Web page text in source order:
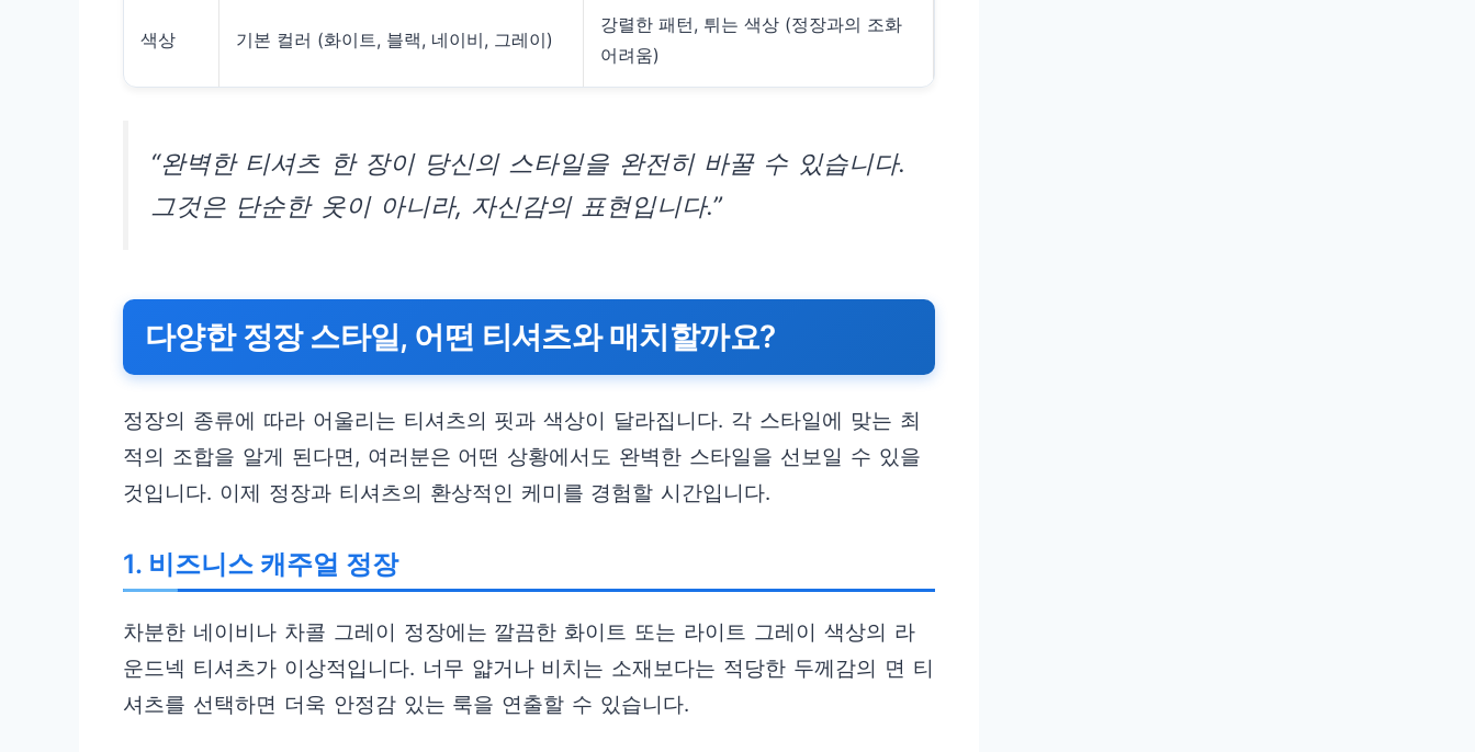
색상 기본 컬러 (화이트, 블랙, 네이비, 그레이)
강렬한 패턴, 튀는 색상 (정장과의 조화
어려움)
“완벽한 티셔츠 한 장이 당신의 스타일을 완전히 바꿀 수 있습니다.
그것은 단순한 옷이 아니라, 자신감의 표현입니다.”
다양한 정장 스타일, 어떤 티셔츠와 매치할까요?
정장의 종류에 따라 어울리는 티셔츠의 핏과 색상이 달라집니다. 각 스타일에 맞는 최
적의 조합을 알게 된다면, 여러분은 어떤 상황에서도 완벽한 스타일을 선보일 수 있을
것입니다. 이제 정장과 티셔츠의 환상적인 케미를 경험할 시간입니다.
1. 비즈니스 캐주얼 정장
차분한 네이비나 차콜 그레이 정장에는 깔끔한 화이트 또는 라이트 그레이 색상의 라
운드넥 티셔츠가 이상적입니다. 너무 얇거나 비치는 소재보다는 적당한 두께감의 면 티
셔츠를 선택하면 더욱 안정감 있는 룩을 연출할 수 있습니다.